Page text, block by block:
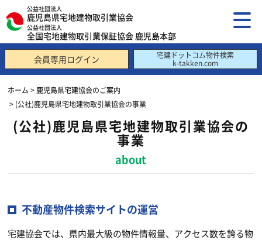
公益社団法人
鹿児島県宅地建物取引業協会
公益社団法人
全国宅地建物取引業保証協会 鹿児島本部
会員専用ログイン
宅建ドットコム物件検索
k-takken.com
ホーム > 鹿児島県宅建協会のご案内
> (公社)鹿児島県宅地建物取引業協会の事業
(公社)鹿児島県宅地建物取引業協会の
事業
about
不動産物件検索サイトの運営
宅建協会では、県内最大級の物件情報量、アクセス数を誇る物